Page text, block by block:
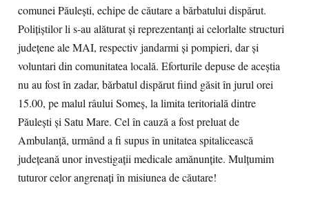
comunei Păulești, echipe de căutare a bărbatului dispărut.
Polițiștilor li s-au alăturat și reprezentanți ai celorlalte structuri
județene ale MAI, respectiv jandarmi și pompieri, dar și
voluntari din comunitatea locală. Eforturile depuse de aceștia
nu au fost în zadar, bărbatul dispărut fiind găsit în jurul orei
15.00, pe malul râului Someș, la limita teritorială dintre
Păulești și Satu Mare. Cel în cauză a fost preluat de
Ambulanță, urmând a fi supus în unitatea spitalicească
județeană unor investigații medicale amănunțite. Mulțumim
tuturor celor angrenați în misiunea de căutare!